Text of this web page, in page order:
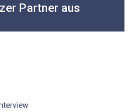
Partner aus